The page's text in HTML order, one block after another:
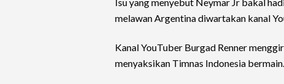
melawan Argentina diwartakan kanal
Kanal YouTuber Burgad Renner
menyaksikan Timnas Indonesia bermain.